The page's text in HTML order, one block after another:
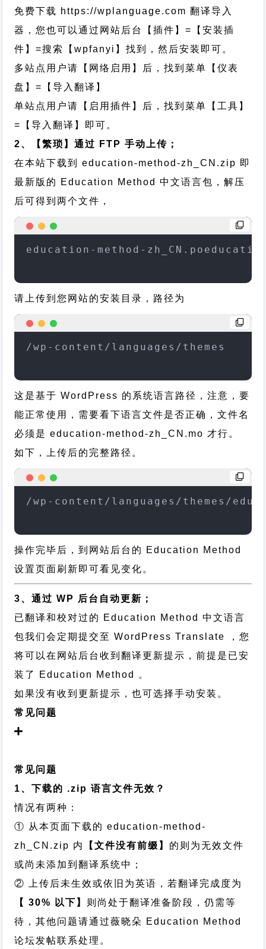
免费下载 https://wplanguage.com 翻译导入
器，您也可以通过网站后台【插件】=【安装插
件】=搜索【wpfanyi】找到，然后安装即可。
多站点用户请【网络启用】后，找到菜单【仪表
盘】=【导入翻译】
单站点用户请【启用插件】后，找到菜单【工具】
=【导入翻译】即可。
2、【繁琐】通过 FTP 手动上传；
在本站下载到education-method-zh_CN.zip 即
最新版的 Education Method 中文语言包，解压
后可得到两个文件，
education-method-
请上传到您网站的安装目录，路径为
/wp-content/languages/themes
这是基于 WordPress 的系统语言路径，注意，要
能正常使用，需要看下语言文件是否正确，文件名
必须是 education-method-zh_CN.mo 才行。
如下，上传后的完整路径。
/wp-content/languages/themes/
操作完毕后，到网站后台的 Education Method
设置页面刷新即可看见变化。
3、通过 WP 后台自动更新；
已翻译和校对过的 Education Method 中文语言
包我们会定期提交至 WordPress Translate ，您
将可以在网站后台收到翻译更新提示，前提是已安
装了 Education Method 。
如果没有收到更新提示，也可选择手动安装。
常见问题
常见问题
1、下载的 .zip 语言文件无效？
情况有两种：
① 从本页面下载的 education-method-
zh_CN.zip 内
【文件没有前缀】 的则为无效文件
或尚未添加到翻译系统中；
② 上传后未生效或依旧为英语，若翻译完成度为
【 30% 以下】 则尚处于翻译准备阶段，仍需等
待，其他问题请通过薇晓朵 Education Method
论坛发帖联系处理。